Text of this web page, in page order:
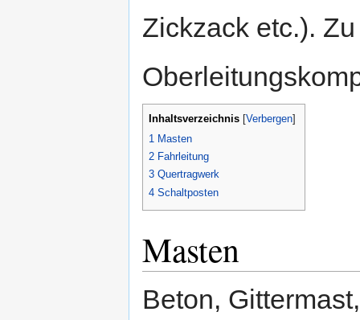
Zickzack etc.).
Inhaltsverzeichnis [Verbergen]
1 Masten
2 Fahrleitung
3 Quertragwerk
4 Schaltposten
Masten
Beton,